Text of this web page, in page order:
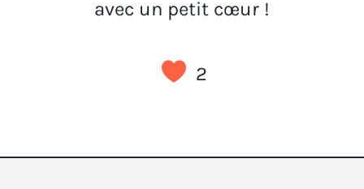
avec un petit cœur !
2